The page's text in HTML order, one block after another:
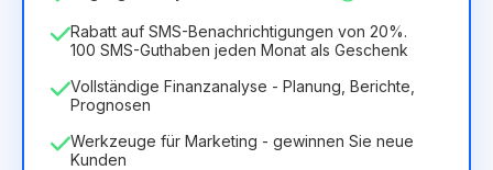
Rabatt auf SMS-Benachrichtigungen von 20%.
100 SMS-Guthaben jeden Monat als Geschenk
Vollständige Finanzanalyse - Planung, Berichte,
Prognosen
Werkzeuge für Marketing - gewinnen Sie neue
Kunden